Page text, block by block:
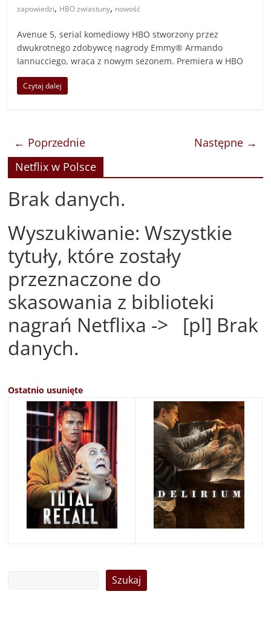
zapowiedzi, HBO zwiastuny, nowość
Avenue 5, serial komediowy HBO stworzony przez
dwukrotnego zdobywcę nagrody Emmy® Armando
Iannucciego, wraca z nowym sezonem. Premiera w HBO
Czytaj dalej
← Poprzednie
Następne →
Netflix w Polsce
Brak danych.
Wyszukiwanie: Wszystkie
tytuły, które zostały
przeznaczone do
skasowania z biblioteki
nagrań Netflixa -> [pl] Brak
danych.
Ostatnio usunięte